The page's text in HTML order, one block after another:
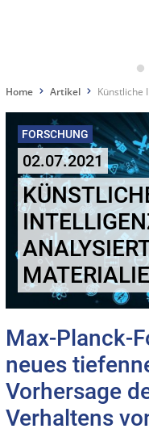
Home Artikel Künstliche
FORSCHUNG
02.07.2021
Max-Planck-
neues
Vorhersage
Verhaltens